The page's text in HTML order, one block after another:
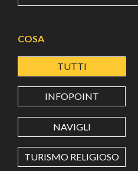
LATITUDINE
LONGITUDINE
Value in decimal degrees. Use
COSA
TUTTI
INFOPOINT
NAVIGLI
TURISMO RELIGIOSO